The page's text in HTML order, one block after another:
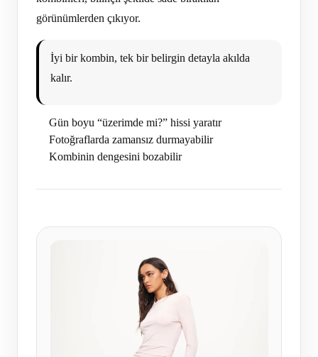
görünümlerden çıkıyor.
İyi bir kombin, tek bir belirgin detayla akılda
kalır.
Gün boyu “üzerimde mi?” hissi yaratır
Fotoğraflarda zamansız durmayabilir
Kombinin dengesini bozabilir